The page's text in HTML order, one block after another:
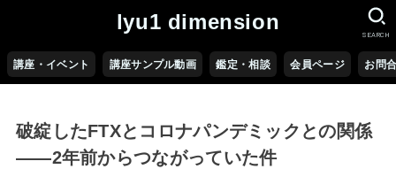
lyu1 dimension
講座・イベント 講座サンプル動画 鑑定・相談 会員ページ お問
SEARCH
破綻したFTXとコロナパンデミックとの関係
――2年前からつながっていた件